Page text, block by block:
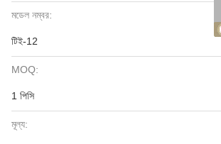
মডেল নম্বর:
টিই-12
MOQ:
1 পিসি
মূল্য: